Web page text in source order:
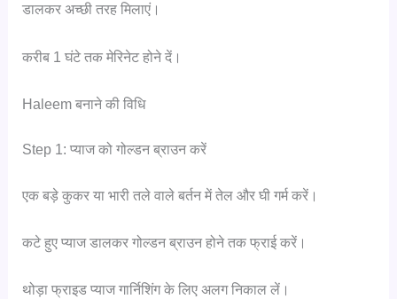
डालकर अच्छी तरह मिलाएं।
करीब 1 घंटे तक मेरिनेट होने दें।
Haleem बनाने की विधि
Step 1: प्याज को गोल्डन ब्राउन करें
एक बड़े कुकर या भारी तले वाले बर्तन में तेल और घी गर्म करें।
कटे हुए प्याज डालकर गोल्डन ब्राउन होने तक फ्राई करें।
थोड़ा फ्राइड प्याज गार्निशिंग के लिए अलग निकाल लें।